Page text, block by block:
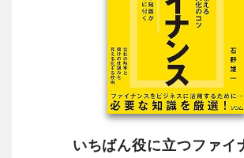
いちばん役に立つファイ